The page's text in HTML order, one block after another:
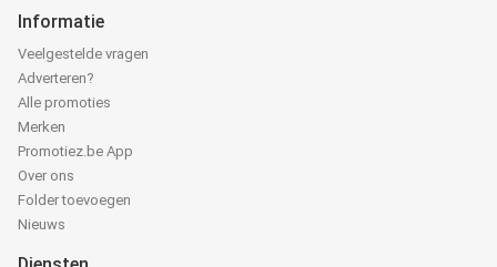
Informatie
Veelgestelde vragen
Adverteren?
Alle promoties
Merken
Promotiez.be App
Over ons
Folder toevoegen
Nieuws